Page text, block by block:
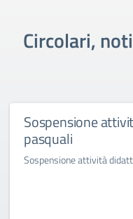
Circolari,
Sospensione
pasquali
Sospensione attività